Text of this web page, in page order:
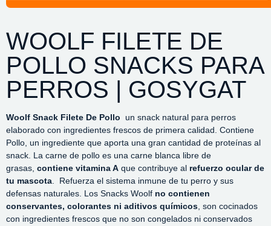
WOOLF FILETE DE
POLLO SNACKS PARA
PERROS | GOSYGAT
Woolf Snack Filete De Pollo un snack natural para perros
elaborado con ingredientes frescos de primera calidad. Contiene
Pollo, un ingrediente que aporta una gran cantidad de proteínas al
snack. La carne de pollo es una carne blanca libre de
grasas, contiene vitamina A que contribuye al refuerzo ocular de
tu mascota . Refuerza el sistema inmune de tu perro y sus
defensas naturales. Los Snacks Woolf no contienen
conservantes, colorantes ni aditivos químicos , son cocinados
con ingredientes frescos que no son congelados ni conservados